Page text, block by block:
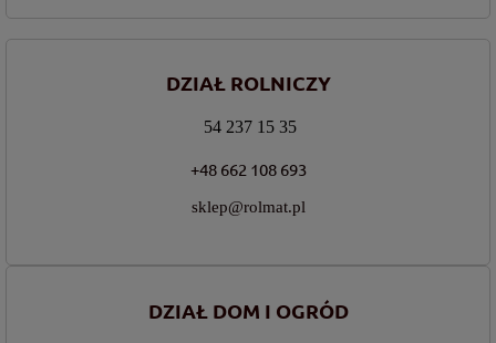
DZIAŁ ROLNICZY
54 237 15 35
+48 662 108 693
sklep@rolmat.pl
DZIAŁ DOM I OGRÓD